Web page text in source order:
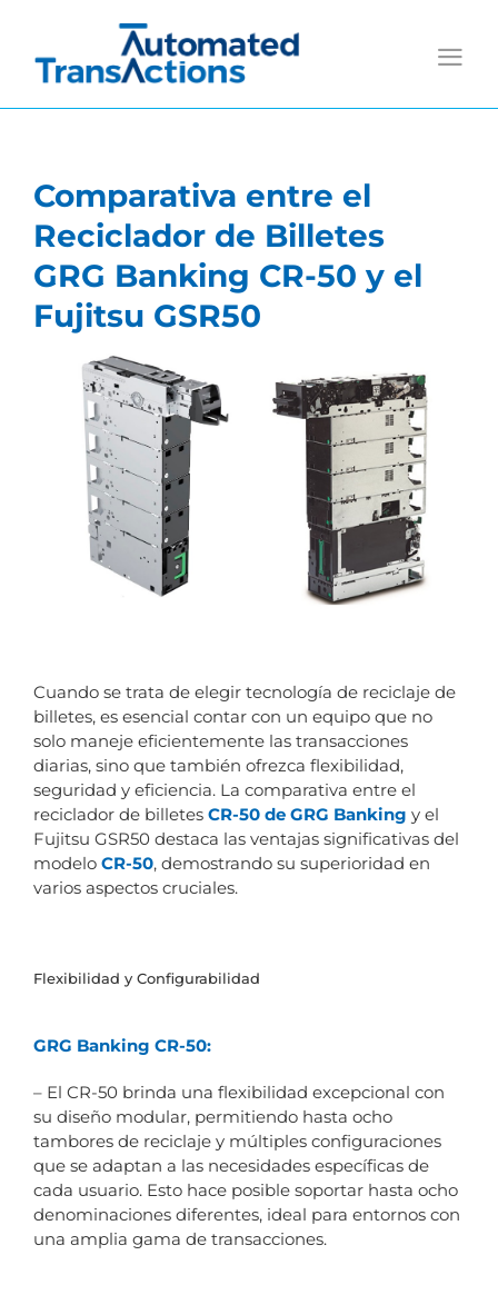
contenido
Comparativa entre el
Reciclador de Billetes
GRG Banking CR-50 y el
Fujitsu GSR50
Cuando se trata de elegir tecnología de reciclaje de
billetes, es esencial contar con un equipo que no
solo maneje eficientemente las transacciones
diarias, sino que también ofrezca flexibilidad,
seguridad y eficiencia. La comparativa entre el
reciclador de billetes CR-50 de GRG Banking y el
Fujitsu GSR50 destaca las ventajas significativas del
modelo CR-50, demostrando su superioridad en
varios aspectos cruciales.
Flexibilidad y Configurabilidad
GRG Banking CR-50:
– El CR-50 brinda una flexibilidad excepcional con
su diseño modular, permitiendo hasta ocho
tambores de reciclaje y múltiples configuraciones
que se adaptan a las necesidades específicas de
cada usuario. Esto hace posible soportar hasta ocho
denominaciones diferentes, ideal para entornos con
una amplia gama de transacciones.